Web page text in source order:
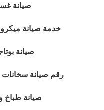
صيانة
خدمة صيانة
صيانة
رقم صيانة سخانات
صيانة طباخ